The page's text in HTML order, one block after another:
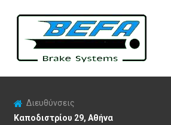
Διευθύνσεις
Καποδιστρίου 29, Αθήνα